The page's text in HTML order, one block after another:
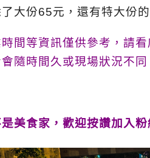
大份65元，還有特大份
間等資訊僅供參考，請看
隨時間久或現場狀況不
美食家，歡迎按讚加入